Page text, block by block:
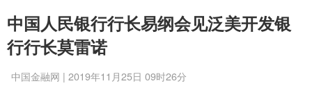
中国人民银行行长易纲会见泛美开发银
行行长莫雷诺
中国金融网 | 2019年11月25日 09时26分